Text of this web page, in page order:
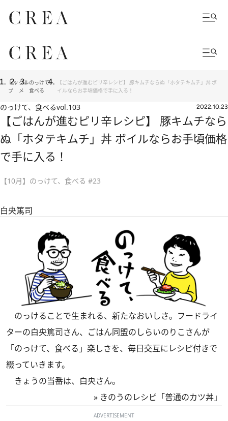
トッ
プ
グル
メ
のっけて、
食べる
【ごはんが進むピリ辛レシピ】 豚キムチならぬ「ホタテキムチ」丼 ボ
イルならお手頃価格で手に入る！
のっけて、食べるvol.103 2022.10.23
【ごはんが進むピリ辛レシピ】 豚キムチなら
ぬ「ホタテキムチ」丼 ボイルならお手頃価格
で手に入る！
【10月】のっけて、食べる #23
白央篤司
のっけることで生まれる、新たなおいしさ。フードライ
ターの白央篤司さん、ごはん同盟のしらいのりこさんが
「のっけて、食べる」楽しさを、毎日交互にレシピ付きで
綴っていきます。
きょうの当番は、白央さん。
» きのうのレシピ「普通のカツ丼」
ADVERTISEMENT